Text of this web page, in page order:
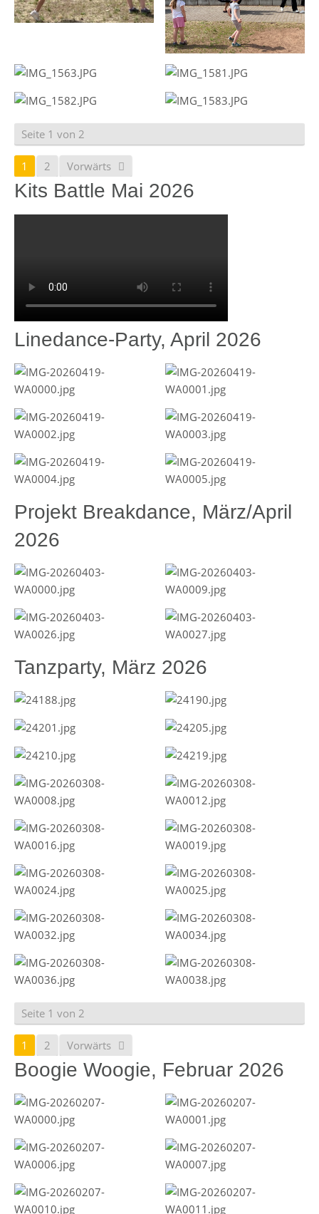
Seite 1 von 2
1 2 Vorwärts
Kits Battle Mai 2026
Linedance-Party, April 2026
Projekt Breakdance, März/April
2026
Tanzparty, März 2026
Seite 1 von 2
1 2 Vorwärts
Boogie Woogie, Februar 2026